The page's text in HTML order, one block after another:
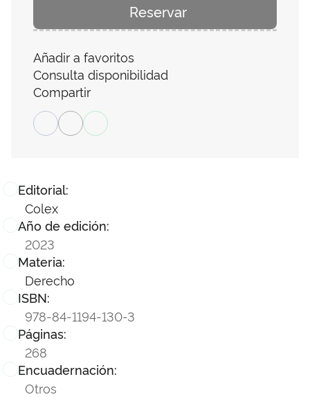
Editorial:
Colex
Año de edición:
2023
Materia:
Derecho
ISBN:
978-84-1194-130-3
Páginas:
268
Encuadernación:
Otros
Reservar
Añadir a favoritos
Consulta disponibilidad
Compartir